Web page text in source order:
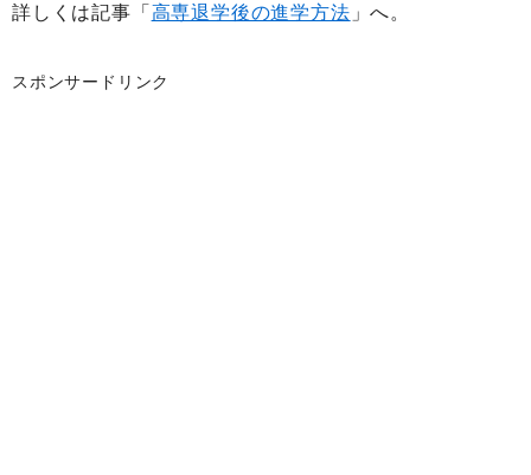
詳しくは記事「 高専退学後の進学方法 」へ。
スポンサードリンク